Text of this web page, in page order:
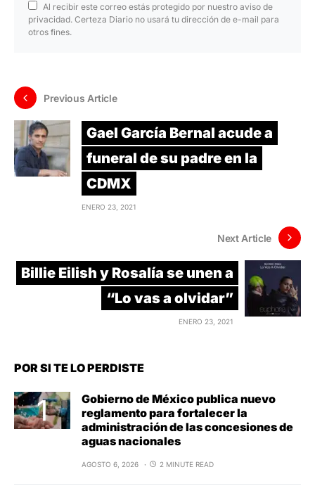
Al recibir este correo estás protegido por nuestro aviso de
privacidad. Certeza Diario no usará tu dirección de e-mail para
otros fines.
Previous Article
Gael García Bernal acude a
funeral de su padre en la
CDMX
ENERO 23, 2021
Next Article
Billie Eilish y Rosalía se unen a
“Lo vas a olvidar”
ENERO 23, 2021
POR SI TE LO PERDISTE
Gobierno de México publica nuevo
reglamento para fortalecer la
administración de las concesiones de
aguas nacionales
AGOSTO 6, 2026 2 MINUTE READ